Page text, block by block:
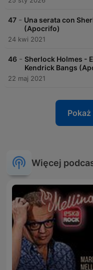
47 - Una serata con
(Apocrifo)
24 kwi 2021
46 - Sherlock Holmes -
Kendrick Bangs
22 maj 2021
Więcej